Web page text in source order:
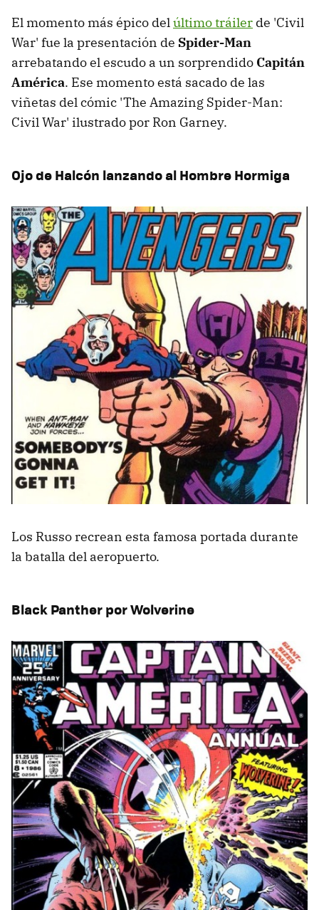
El momento más épico delúltimo tráiler de 'Civil
War' fue la presentación de Spider-Man
arrebatando el escudo a un sorprendido Capitán
América. Ese momento está sacado de las
viñetas del cómic 'The Amazing Spider-Man:
Civil War' ilustrado por Ron Garney.
Ojo de Halcón lanzando al Hombre Hormiga
Los Russo recrean esta famosa portada durante
la batalla del aeropuerto.
Black Panther por Wolverine